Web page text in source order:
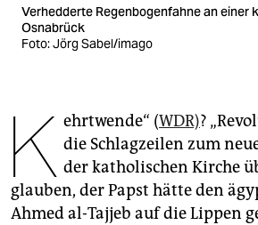
shop
abo
genossenschaft
epaper login
Verhedderte Regenbogenfahne an einer
Osnabrück
Foto: Jörg Sabel/imago
K ehrtwende“ (WDR)?
die Schlagzeilen zum
der katholischen Kirche
glauben, der Papst hätte den
Ahmed al-Tajjeb auf die Lippen